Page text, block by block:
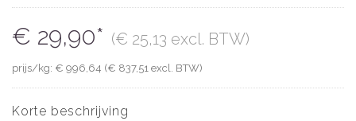
€ 29,90* (€ 25,13 excl. BTW)
prijs/kg: € 996,64 (€ 837,51 excl. BTW)
Korte beschrijving